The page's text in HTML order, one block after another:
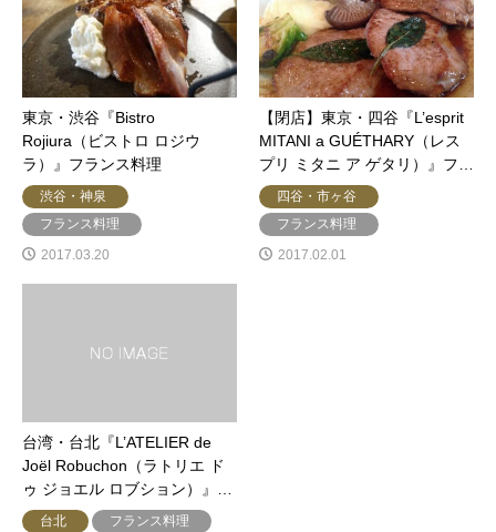
東京・渋谷『Bistro
Rojiura（ビストロ ロジウ
ラ）』フランス料理
渋谷・神泉
フランス料理
2017.03.20
【閉店】東京・四谷『L’esprit
MITANI a GUÉTHARY（レス
プリ ミタニ ア ゲタリ）』フ…
四谷・市ヶ谷
フランス料理
2017.02.01
台湾・台北『L’ATELIER de
Joël Robuchon（ラトリエ ド
ゥ ジョエル ロブション）』…
台北
フランス料理